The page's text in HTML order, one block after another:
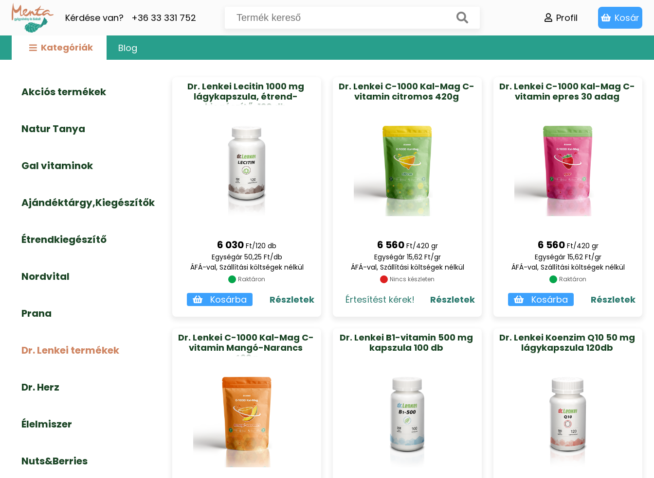
Kérdése van? +36 33 331 752 Profil Kosár
Kategóriák Blog
Akciós termékek
Natur Tanya
Gal vitaminok
Ajándéktárgy,Kiegészítők
Étrendkiegészítő
Nordvital
Prana
Dr. Lenkei termékek
Dr. Herz
Élelmiszer
Nuts&Berries
Dr. Lenkei Lecitin 1000 mg
lágykapszula, étrend-
kiegészítő, 120 db
6 030 Ft/120 db
Egységár 50,25 Ft/db
ÁFÁ-val, Szállítási költségek nélkül
Raktáron
Kosárba Részletek
Dr. Lenkei C-1000 Kal-Mag C-
vitamin citromos 420g
6 560 Ft/420 gr
Egységár 15,62 Ft/gr
ÁFÁ-val, Szállítási költségek nélkül
Nincs készleten
Értesítést kérek! Részletek
Dr. Lenkei C-1000 Kal-Mag C-
vitamin epres 30 adag
6 560 Ft/420 gr
Egységár 15,62 Ft/gr
ÁFÁ-val, Szállítási költségek nélkül
Raktáron
Kosárba Részletek
Dr. Lenkei C-1000 Kal-Mag C-
vitamin Mangó-Narancs
420g
Dr. Lenkei B1-vitamin 500 mg
kapszula 100 db
Dr. Lenkei Koenzim Q10 50 mg
lágykapszula 120db